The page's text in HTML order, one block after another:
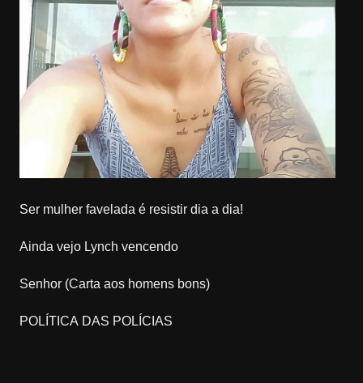
Ser mulher favelada é resistir dia a dia!
Ainda vejo Lynch vencendo
Senhor (Carta aos homens bons)
POLÍTICA DAS POLÍCIAS